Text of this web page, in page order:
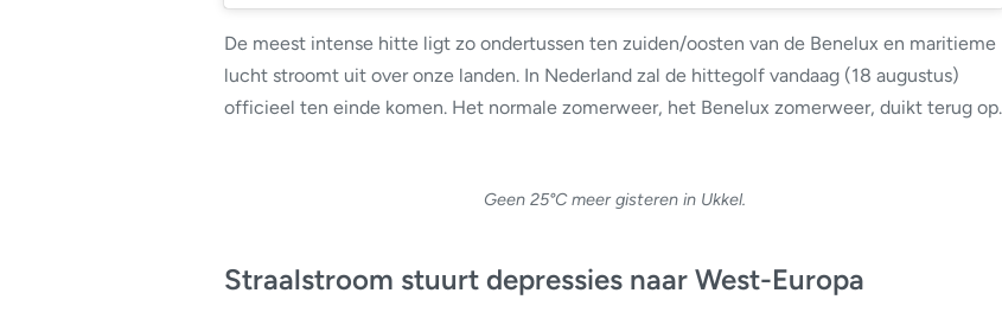
De meest intense hitte ligt zo ondertussen ten zuiden/oosten van de Benelux en maritieme
lucht stroomt uit over onze landen. In Nederland zal de hittegolf vandaag (18 augustus)
officieel ten einde komen. Het normale zomerweer, het Benelux zomerweer, duikt terug op.
Geen 25°C meer gisteren in Ukkel.
Straalstroom stuurt depressies naar West-Europa